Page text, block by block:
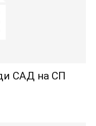
САД на СП